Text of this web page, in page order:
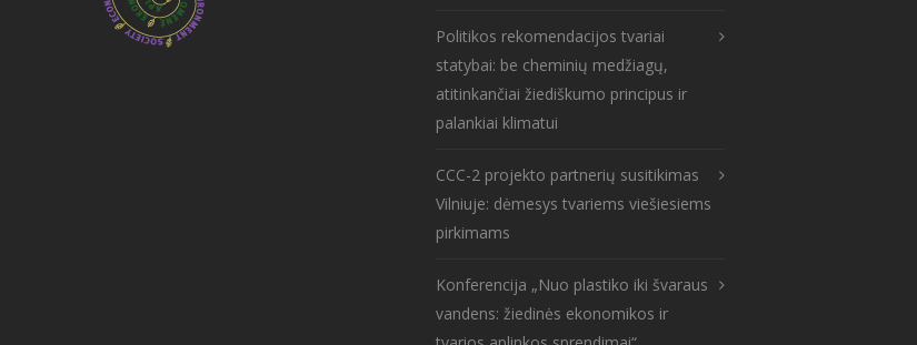
Politikos rekomendacijos tvariai
statybai: be cheminių medžiagų,
atitinkančiai žiediškumo principus ir
palankiai klimatui
CCC-2 projekto partnerių susitikimas
Vilniuje: dėmesys tvariems viešiesiems
pirkimams
Konferencija „Nuo plastiko iki švaraus
vandens: žiedinės ekonomikos ir